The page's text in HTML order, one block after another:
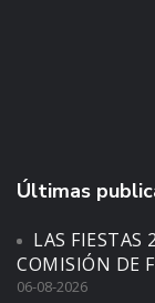
Últimas
LAS FIESTAS
COMISIÓN DE
06-08-2026